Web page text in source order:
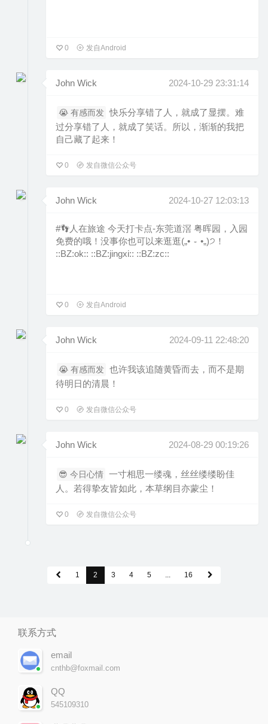
0 发自Android
John Wick 2024-10-29 23:31:14
😭 有感而发 快乐分享错了人，就成了显摆。难
过分享错了人，就成了笑话。所以，渐渐的我把
自己藏了起来！
0 发自微信公众号
John Wick 2024-10-27 12:03:13
#👣人在旅途 今天打卡点-东莞道滘 粤晖园，入园
免费的哦！没事你也可以来逛逛(„• ֊ •„)੭！
::BZ:ok:: ::BZ:jingxi:: ::BZ:zc::
0 发自Android
John Wick 2024-09-11 22:48:20
😭 有感而发 也许我该追随黄昏而去，而不是期
待明日的清晨！
0 发自微信公众号
John Wick 2024-08-29 00:19:26
😎 今日心情 一寸相思一缕魂，丝丝缕缕盼佳
人。若得挚友皆如此，本草纲目亦蒙尘！
0 发自微信公众号
1 2 3 4 5 ... 16
联系方式
email
cnthb@foxmail.com
QQ
545109310